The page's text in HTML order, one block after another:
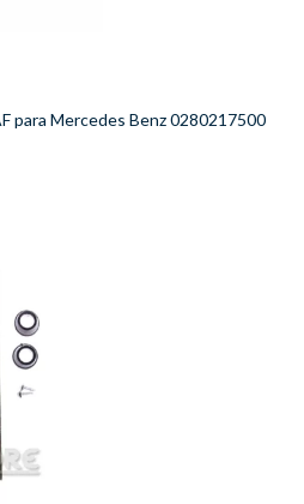
para Mercedes Benz 0280217500